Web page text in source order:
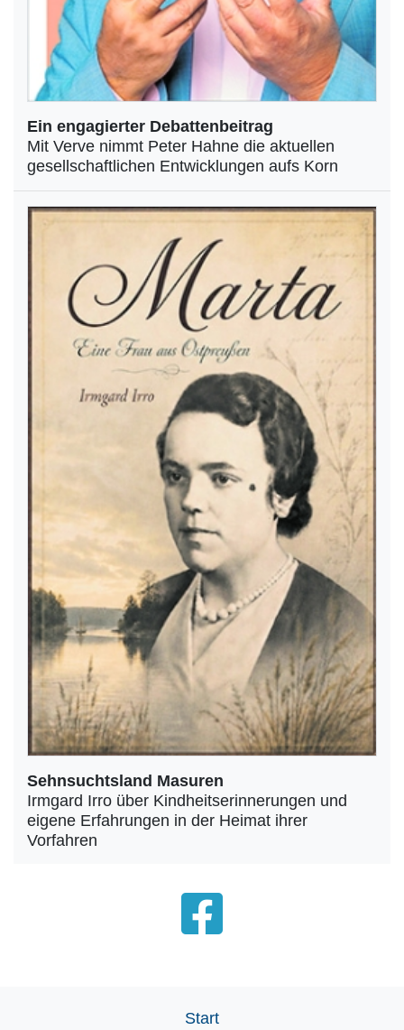
Ein engagierter Debattenbeitrag
Mit Verve nimmt Peter Hahne die aktuellen
gesellschaftlichen Entwicklungen aufs Korn
Sehnsuchtsland Masuren
Irmgard Irro über Kindheitserinnerungen und
eigene Erfahrungen in der Heimat ihrer
Vorfahren
Start